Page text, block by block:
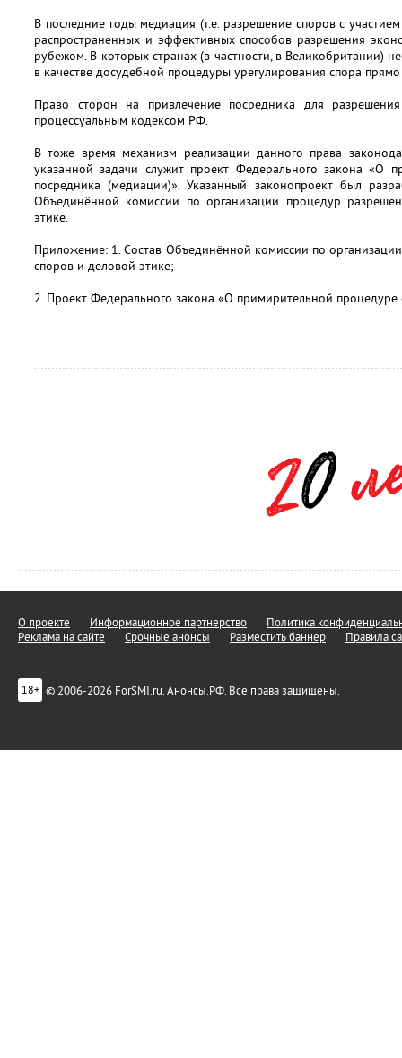
В последние годы медиация (т.е. разрешение споров с
распространенных и эффективных способов разрешения
рубежом. В которых странах (в частности, в Великобритании)
в качестве досудебной процедуры урегулирования спора
Право сторон на привлечение посредника для
процессуальным кодексом РФ.
В тоже время механизм реализации данного права
указанной задачи служит проект Федерального закона «О
посредника (медиации)». Указанный законопроект был
Объединённой комиссии по организации процедур
этике.
Приложение: 1. Состав Объединённой комиссии по
споров и деловой этике;
2. Проект Федерального закона «О примирительной
О проекте Информационное партнерство
Политика
Реклама на сайте
Срочные анонсы Разместить баннер Правила
18+ © 2006-2026 ForSMI.ru. Анонсы.РФ. Все права защищены.